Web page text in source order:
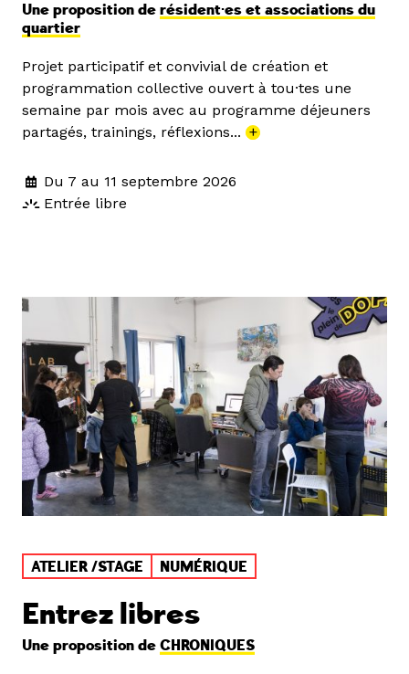
Une proposition de résident·es et associations du
quartier
Projet participatif et convivial de création et
programmation collective ouvert à tou·tes une
semaine par mois avec au programme déjeuners
partagés, trainings, réflexions... +
Du 7 au 11 septembre 2026
Entrée libre
ATELIER /STAGE NUMÉRIQUE
Entrez libres
Une proposition de CHRONIQUES